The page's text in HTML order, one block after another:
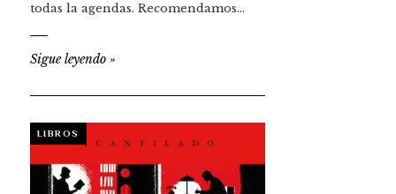
todas la agendas. Recomendamos…
Sigue leyendo »
LIBROS